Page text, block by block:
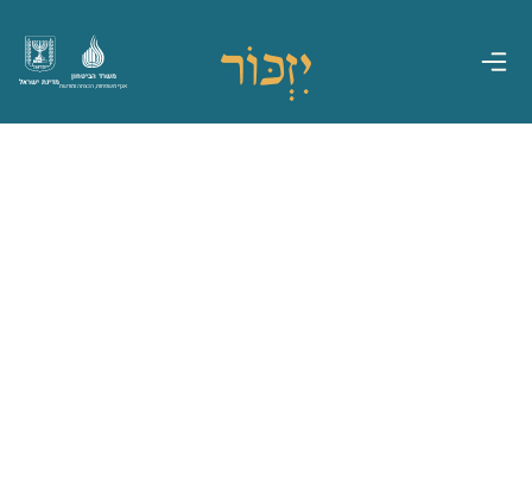
מדינת ישראל
משרד הביטחון
אגף משפחות, הנצחה ומורשת